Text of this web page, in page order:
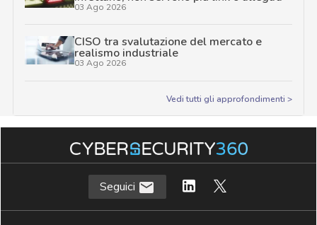
03 Ago 2026
CISO tra svalutazione del mercato e
realismo industriale
03 Ago 2026
Vedi tutti gli approfondimenti >
Seguici